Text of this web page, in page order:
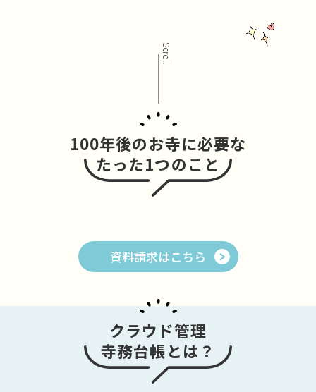
Scroll
100年後のお寺に必要な
たった1つのこと
資料請求はこちら
クラウド管理
寺務台帳とは？